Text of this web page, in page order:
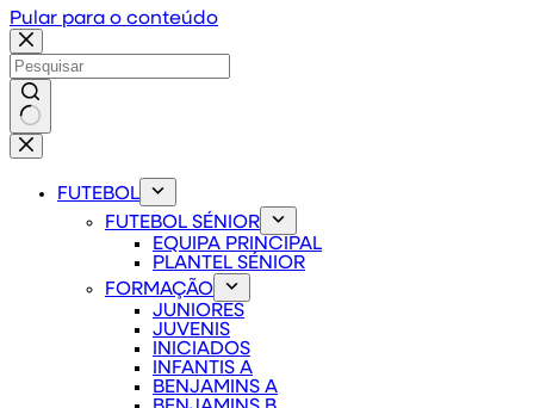
Pular para o conteúdo
Sem
resultados
FUTEBOL
FUTEBOL SÉNIOR
EQUIPA PRINCIPAL
PLANTEL SÉNIOR
FORMAÇÃO
JUNIORES
JUVENIS
INICIADOS
INFANTIS A
BENJAMINS A